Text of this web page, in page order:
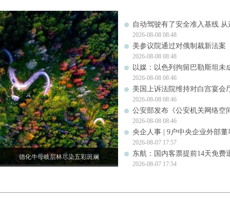
德化牛母岐层林尽染五彩斑斓
自动驾驶有了安全准入基线
2026-08-08 08:48
美参议院通过对俄制裁新法案
2026-08-08 08:48
以媒：以色列拘留巴勒斯坦未
2026-08-08 08:46
美国上诉法院维持对白宫宴会
2026-08-08 08:46
公安部发布《公安机关网络空
2026-08-08 08:46
央企人事 | 9户中央企业外部
2026-08-07 17:57
东航：国内客票提前14天免费
2026-08-07 17:54